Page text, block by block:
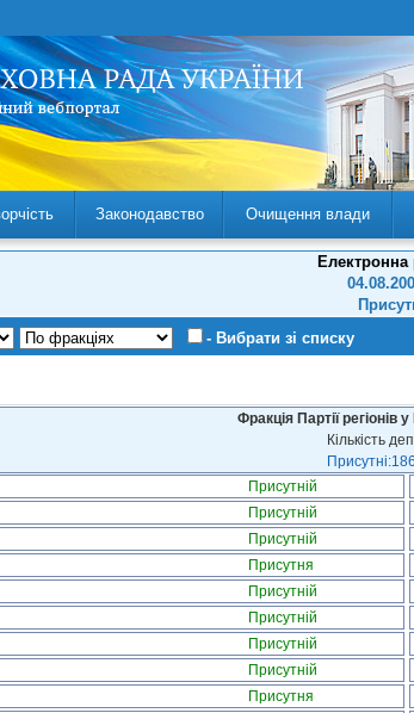
Законодавство Очищення влади
Електронна
- Вибрати зі списку
Фракція Партії регіонів
Кількість
Присутній
Присутній
Присутній
Присутня
Присутній
Присутній
Присутній
Присутній
Присутня